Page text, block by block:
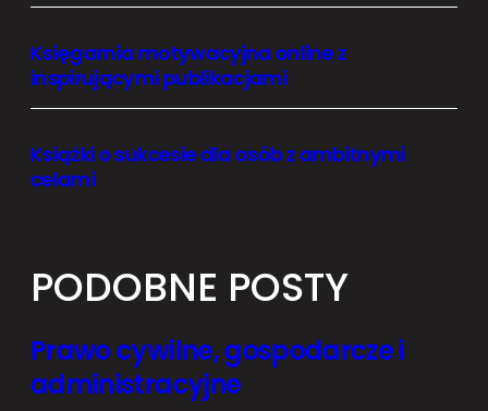
Księgarnia motywacyjna online z
inspirującymi publikacjami
Książki o sukcesie dla osób z ambitnymi
celami
PODOBNE POSTY
Prawo cywilne, gospodarcze i
administracyjne